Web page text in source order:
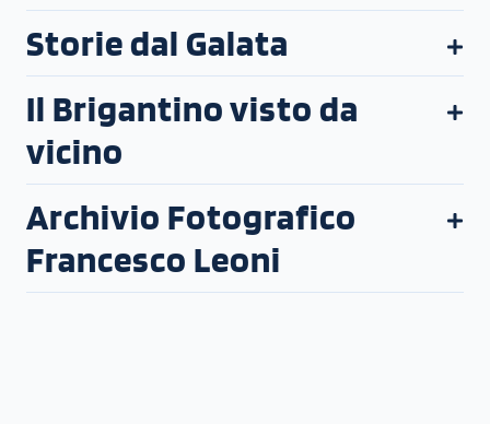
Storie dal Galata
Il Brigantino visto da
vicino
Archivio Fotografico
Francesco Leoni